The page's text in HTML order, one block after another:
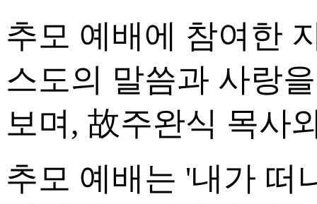
추모 예배에 참여한
스도의 말씀과 사랑
보며, 故주완식 목사
추모 예배는 '내가 떠